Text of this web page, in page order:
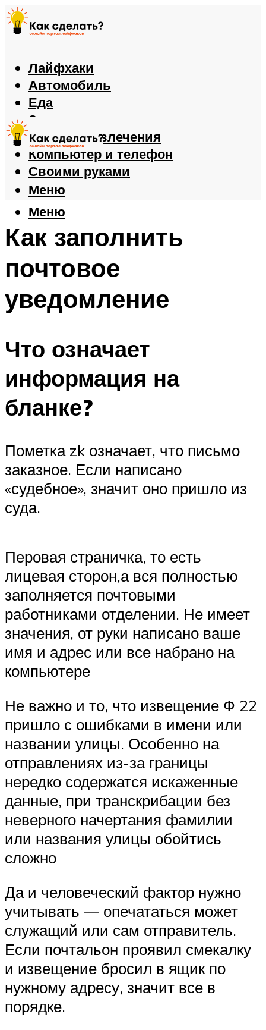
Лайфхаки
Автомобиль
Еда
Здоровье
Игры и развлечения
Компьютер и телефон
Своими руками
Меню
Меню
Как заполнить
почтовое
уведомление
Что означает
информация на
бланке?
Пометка zk означает, что письмо
заказное. Если написано
«судебное», значит оно пришло из
суда.
Перовая страничка, то есть
лицевая сторон,а вся полностью
заполняется почтовыми
работниками отделении. Не имеет
значения, от руки написано ваше
имя и адрес или все набрано на
компьютере
Не важно и то, что извещение Ф 22
пришло с ошибками в имени или
названии улицы. Особенно на
отправлениях из-за границы
нередко содержатся искаженные
данные, при транскрибации без
неверного начертания фамилии
или названия улицы обойтись
сложно
Да и человеческий фактор нужно
учитывать — опечататься может
служащий или сам отправитель.
Если почтальон проявил смекалку
и извещение бросил в ящик по
нужному адресу, значит все в
порядке.